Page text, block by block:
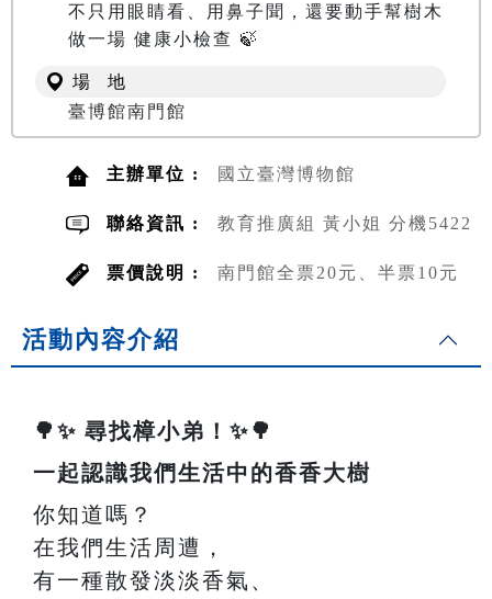
不只用眼睛看、用鼻子聞，還要動手幫樹木
做一場 健康小檢查 🍃
場 地
臺博館南門館
主辦單位 : 國立臺灣博物館
聯絡資訊 : 教育推廣組 黃小姐 分機5422
票價說明 : 南門館全票20元、半票10元
活動內容介紹
🌳✨ 尋找樟小弟！✨🌳
一起認識我們生活中的香香大樹
你知道嗎？
在我們生活周遭，
有一種散發淡淡香氣、